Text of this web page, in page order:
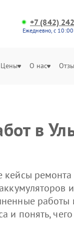
+7 (842)
Ежедневно, с
Цены О нас
в
и понять,